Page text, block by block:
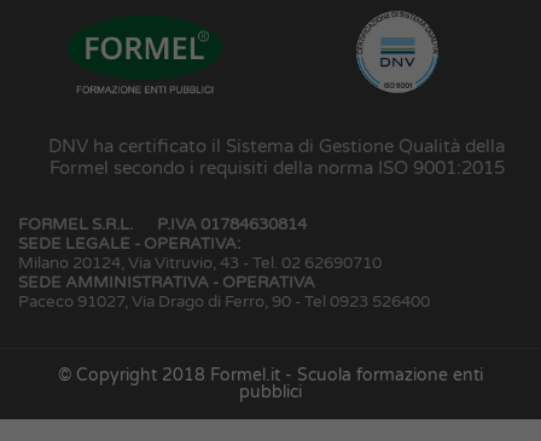
DNV ha certificato il Sistema di Gestione Qualità della
Formel secondo i requisiti della norma ISO 9001:2015
FORMEL S.R.L.
P.IVA 01784630814
SEDE LEGALE - OPERATIVA:
Milano 20124, Via Vitruvio, 43 - Tel. 02 62690710
SEDE AMMINISTRATIVA - OPERATIVA
Paceco 91027, Via Drago di Ferro, 90 - Tel 0923 526400
© Copyright 2018 Formel.it - Scuola formazione enti
pubblici